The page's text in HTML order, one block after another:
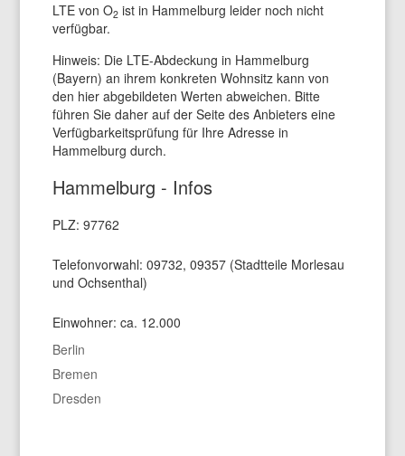
LTE von O2ist in Hammelburg leider noch nicht
verfügbar.
Hinweis: Die LTE-Abdeckung in Hammelburg
(Bayern) an ihrem konkreten Wohnsitz kann von
den hier abgebildeten Werten abweichen. Bitte
führen Sie daher auf der Seite des Anbieters eine
Verfügbarkeitsprüfung für Ihre Adresse in
Hammelburg durch.
Hammelburg - Infos
PLZ: 97762
Telefonvorwahl: 09732, 09357 (Stadtteile Morlesau
und Ochsenthal)
Einwohner: ca. 12.000
Berlin
Bremen
Dresden